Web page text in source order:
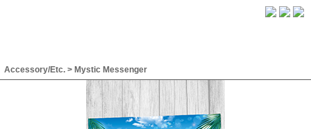
Accessory/Etc. > Mystic Messenger